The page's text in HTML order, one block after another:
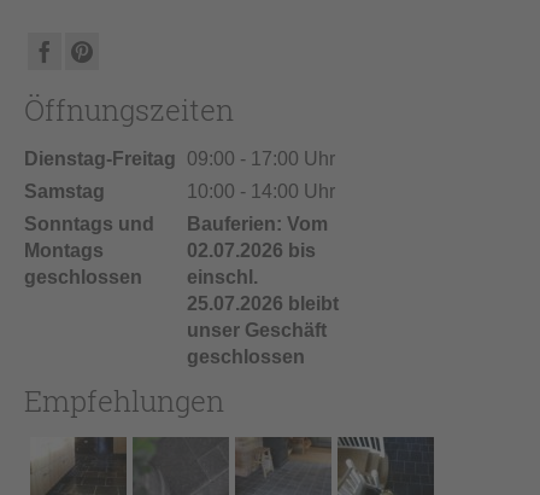
Öffnungszeiten
Dienstag-Freitag
09:00 - 17:00 Uhr
Samstag
10:00 - 14:00 Uhr
Sonntags und
Montags
geschlossen
Bauferien: Vom
02.07.2026 bis
einschl.
25.07.2026 bleibt
unser Geschäft
geschlossen
Empfehlungen